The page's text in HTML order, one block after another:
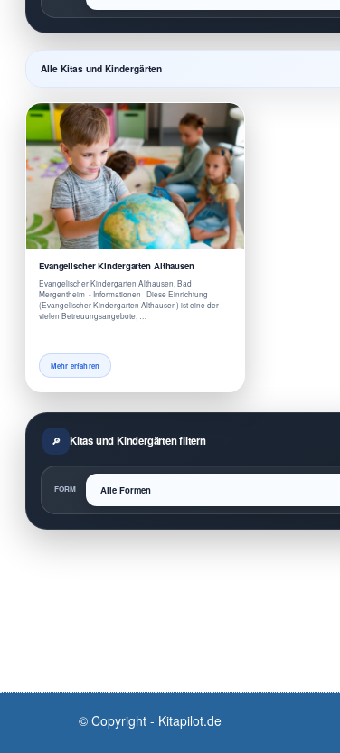
Alle Kitas und Kindergärten
Evangelischer Kindergarten Althausen
Evangelischer Kindergarten Althausen, Bad
Mergentheim - Informationen Diese Einrichtung
(Evangelischer Kindergarten Althausen) ist eine der
vielen Betreuungsangebote, …
Mehr erfahren
Kitas und Kindergärten filtern
FORM
© Copyright - Kitapilot.de